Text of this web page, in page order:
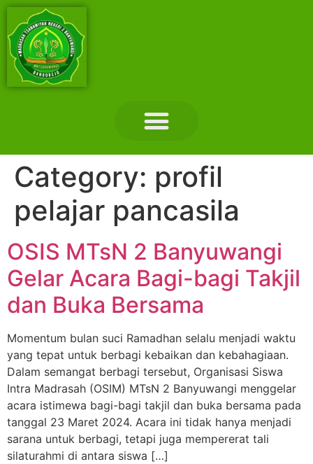
Category: profil
pelajar pancasila
OSIS MTsN 2 Banyuwangi
Gelar Acara Bagi-bagi Takjil
dan Buka Bersama
Momentum bulan suci Ramadhan selalu menjadi waktu
yang tepat untuk berbagi kebaikan dan kebahagiaan.
Dalam semangat berbagi tersebut, Organisasi Siswa
Intra Madrasah (OSIM) MTsN 2 Banyuwangi menggelar
acara istimewa bagi-bagi takjil dan buka bersama pada
tanggal 23 Maret 2024. Acara ini tidak hanya menjadi
sarana untuk berbagi, tetapi juga mempererat tali
silaturahmi di antara siswa […]